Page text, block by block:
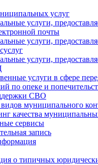
услуг
услуги,
почты
услуги,
услуги,
услуги в сфере
по опеке и
СВО
муниципального
качества
сервисы
запись
о типичных